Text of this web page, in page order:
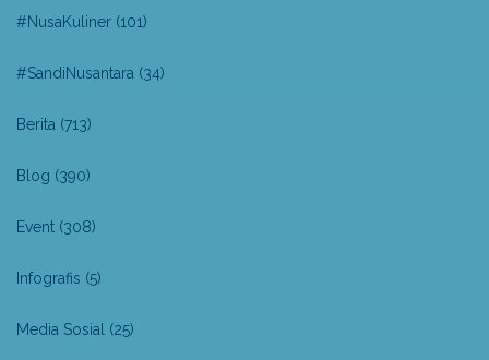
#NusaKuliner (101)
#SandiNusantara (34)
Berita (713)
Blog (390)
Event (308)
Infografis (5)
Media Sosial (25)